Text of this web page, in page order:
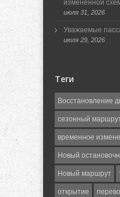
измененной
июля 31, 2026
Уважаемые
июля 29, 2026
Теги
Восстановление
сезонный
временное
Новый
Новый маршрут
открытие